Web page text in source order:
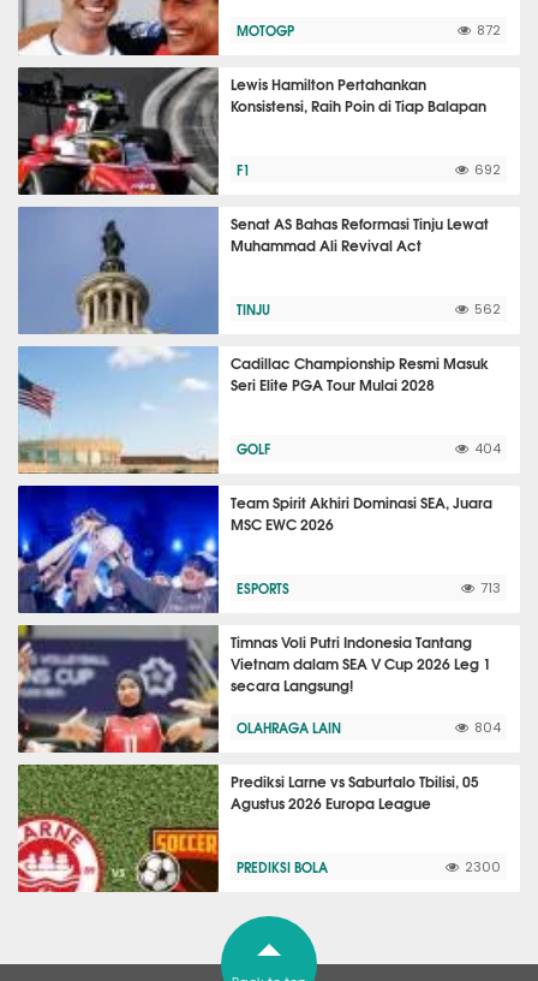
MOTOGP 872
Lewis Hamilton Pertahankan
Konsistensi, Raih Poin di Tiap Balapan
F1 692
Senat AS Bahas Reformasi Tinju Lewat
Muhammad Ali Revival Act
TINJU 562
Cadillac Championship Resmi Masuk
Seri Elite PGA Tour Mulai 2028
GOLF 404
Team Spirit Akhiri Dominasi SEA, Juara
MSC EWC 2026
ESPORTS 713
Timnas Voli Putri Indonesia Tantang
Vietnam dalam SEA V Cup 2026 Leg 1
secara Langsung!
OLAHRAGA LAIN 804
Prediksi Larne vs Saburtalo Tbilisi, 05
Agustus 2026 Europa League
PREDIKSI BOLA 2300